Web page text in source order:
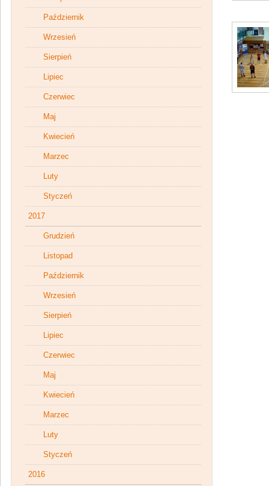
Październik
Wrzesień
Sierpień
Lipiec
Czerwiec
Maj
Kwiecień
Marzec
Luty
Styczeń
2017
Grudzień
Listopad
Październik
Wrzesień
Sierpień
Lipiec
Czerwiec
Maj
Kwiecień
Marzec
Luty
Styczeń
2016